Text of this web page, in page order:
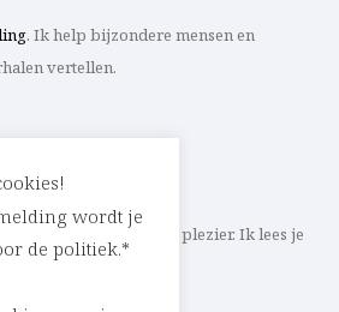
. Ik help bijzondere mensen en
vertellen.
jouw verhaal? Met veel plezier. Ik lees je
wordt je
de politiek.*